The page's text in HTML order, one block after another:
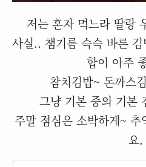
저는 혼자 먹느라 딸랑
사실.. 챔기름 슥슥 바른
합이 아주
참치김밥~ 돈까스
그냥 기본 중의 기본
주말 점심은 소박하게~ 추
요.